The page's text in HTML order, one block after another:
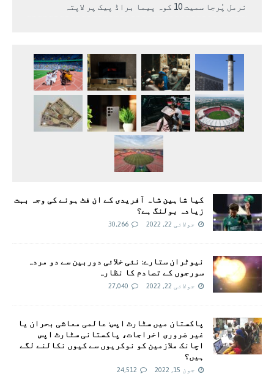
نرمل پُرجا سمیت 10 کوہ پیما براڈ پیک پر لاپتہ
کیا شاہین شاہ آفریدی کے ان فٹ ہونے کی وجہ بہت
زیادہ بولنگ ہے؟
جولائی 22, 2022 30,266
نیوٹران ستارے: نئی خلائی دوربین سے دو مردہ
سورجوں کے تصادم کا نظارہ
جولائی 22, 2022 27,040
پاکستان میں سٹارٹ اپس: عالمی معاشی بحران یا
غیر ضروری اخراجات، پاکستانی سٹارٹ اپس
اچانک ملازمین کو نوکریوں سے کیوں نکالنے لگے
ہیں؟
جون 15, 2022 24,512